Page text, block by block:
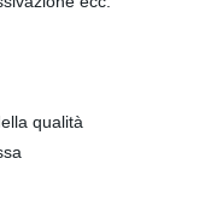
qualità